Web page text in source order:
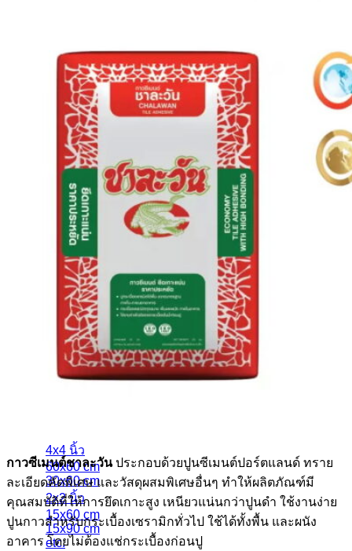
กระเบื้อง Brand
Blezz
Kenzai
Cotto
Kera
etc.
กระเบื้องประเภทต่างๆ
กระเบื้องสระว่ายน้ำ
กระเบื้องลายโบราณ
กระเบื้องแกรนิตโต้
กระเบื้อง Porcelain
กระเบื้องโมเสค
etc.
4x4 นิ้ว
60x60 cm
30x60 cm
2x2 นิ้ว
15x60 cm
15x90 cm
etc.
กาวซีเมนต์ชาละวันประกอบด้วยปูนซีเมนต์ปอร์ตแลนด์ ทราย
ละเอียดคัดพิเศษ และวัสดุผสมพิเศษอื่นๆ ทำให้ผลิตภัณฑ์มี
คุณสมบัติที่ให้การยึดเกาะสูง เหนียวแน่นกว่าปูนดำ ใช้งานง่าย
ปูนกาวสำหรับกระเบื้องเซรามิกทั่วไป ใช้ได้ทั้งพื้น และผนัง
อาคาร โดยไม่ต้องแช่กระเบื้องก่อนปู